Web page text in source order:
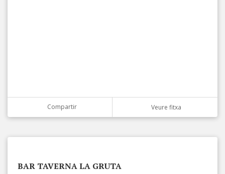
Compartir Veure fitxa
BAR TAVERNA LA GRUTA